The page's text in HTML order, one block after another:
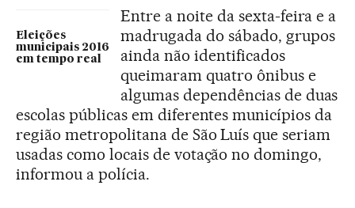
Eleições
municipais 2016
em tempo real
Entre a noite da sexta-feira e a
madrugada do sábado, grupos
ainda não identificados
queimaram quatro ônibus e
algumas dependências de duas
escolas públicas em diferentes municípios da
região metropolitana de São Luís que seriam
usadas como locais de votação no domingo,
informou a polícia.